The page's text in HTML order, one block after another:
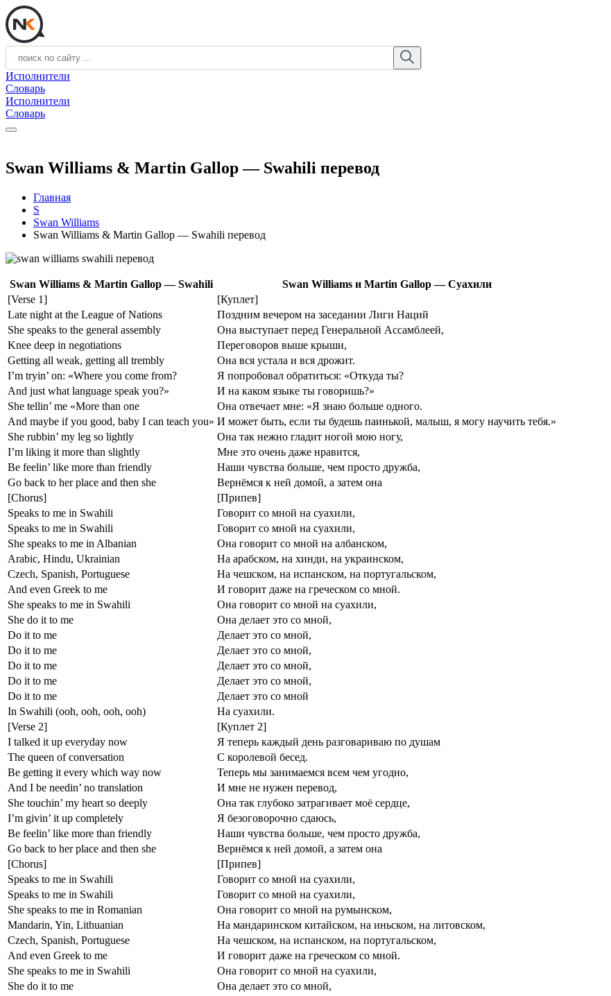
Исполнители
Словарь
Исполнители
Словарь
Swan Williams & Martin Gallop — Swahili перевод
Главная
S
Swan Williams
Swan Williams & Martin Gallop — Swahili перевод
Swan Williams & Martin Gallop — Swahili
Swan Williams и Martin Gallop — Суахили
[Verse 1]
[Куплет]
Late night at the League of Nations
Поздним вечером на заседании Лиги Наций
She speaks to the general assembly
Она выступает перед Генеральной Ассамблеей,
Knee deep in negotiations
Переговоров выше крыши,
Getting all weak, getting all trembly
Она вся устала и вся дрожит.
I’m tryin’ on: «Where you come from?
Я попробовал обратиться: «Откуда ты?
And just what language speak you?»
И на каком языке ты говоришь?»
She tellin’ me «More than one
Она отвечает мне: «Я знаю больше одного.
And maybe if you good, baby I can teach you» И может быть, если ты будешь паинькой, малыш, я могу научить тебя.»
She rubbin’ my leg so lightly
Она так нежно гладит ногой мою ногу,
I’m liking it more than slightly
Мне это очень даже нравится,
Be feelin’ like more than friendly
Наши чувства больше, чем просто дружба,
Go back to her place and then she
Вернёмся к ней домой, а затем она
[Chorus]
[Припев]
Speaks to me in Swahili
Говорит со мной на суахили,
Speaks to me in Swahili
Говорит со мной на суахили,
She speaks to me in Albanian
Она говорит со мной на албанском,
Arabic, Hindu, Ukrainian
На арабском, на хинди, на украинском,
Czech, Spanish, Portuguese
На чешском, на испанском, на португальском,
And even Greek to me
И говорит даже на греческом со мной.
She speaks to me in Swahili
Она говорит со мной на суахили,
She do it to me
Она делает это со мной,
Do it to me
Делает это со мной,
Do it to me
Делает это со мной,
Do it to me
Делает это со мной,
Do it to me
Делает это со мной,
Do it to me
Делает это со мной
In Swahili (ooh, ooh, ooh, ooh)
На суахили.
[Verse 2]
[Куплет 2]
I talked it up everyday now
Я теперь каждый день разговариваю по душам
The queen of conversation
С королевой бесед.
Be getting it every which way now
Теперь мы занимаемся всем чем угодно,
And I be needin’ no translation
И мне не нужен перевод,
She touchin’ my heart so deeply
Она так глубоко затрагивает моё сердце,
I’m givin’ it up completely
Я безоговорочно сдаюсь,
Be feelin’ like more than friendly
Наши чувства больше, чем просто дружба,
Go back to her place and then she
Вернёмся к ней домой, а затем она
[Chorus]
[Припев]
Speaks to me in Swahili
Говорит со мной на суахили,
Speaks to me in Swahili
Говорит со мной на суахили,
She speaks to me in Romanian
Она говорит со мной на румынском,
Mandarin, Yin, Lithuanian
На мандаринском китайском, на иньском, на литовском,
Czech, Spanish, Portuguese
На чешском, на испанском, на португальском,
And even Greek to me
И говорит даже на греческом со мной.
She speaks to me in Swahili
Она говорит со мной на суахили,
She do it to me
Она делает это со мной,